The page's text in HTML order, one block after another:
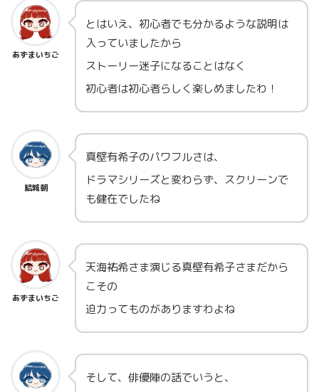
あずまいちご
とはいえ、初心者でも分かるような説明は
入っていましたから
ストーリー迷子になることはなく
初心者は初心者らしく楽しめましたわ！
結城朝
真壁有希子のパワフルさは、
ドラマシリーズと変わらず、スクリーンで
も健在でしたね
あずまいちご
天海祐希さま演じる真壁有希子さまだから
こその
迫力ってものがありますわよね
そして、俳優陣の話でいうと、